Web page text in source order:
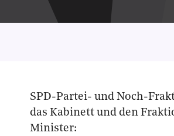
SPD-Partei- und Noch-
das Kabinett und den
Minister: